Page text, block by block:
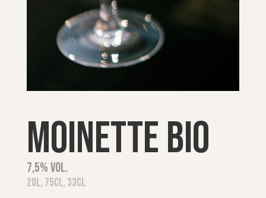
Moinette bio
7,5% vol.
20L, 75cl, 33cl